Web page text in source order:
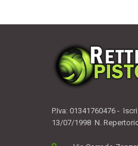
P.Iva: 01341760476 -
13/07/1998 N.